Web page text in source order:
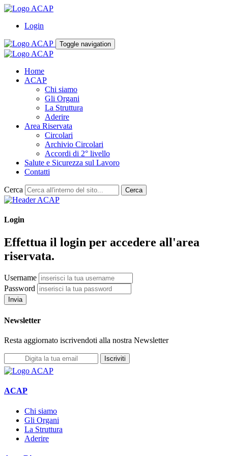
Login
Toggle navigation
Home
ACAP
Chi siamo
Gli Organi
La Struttura
Aderire
Area Riservata
Circolari
Archivio Circolari
Accordi di 2° livello
Salute e Sicurezza sul Lavoro
Contatti
Cerca Cerca
Login
Effettua il login per accedere all'area
riservata.
Username
Password
Invia
Newsletter
Resta aggiornato iscrivendoti alla nostra Newsletter
Iscriviti
ACAP
Chi siamo
Gli Organi
La Struttura
Aderire